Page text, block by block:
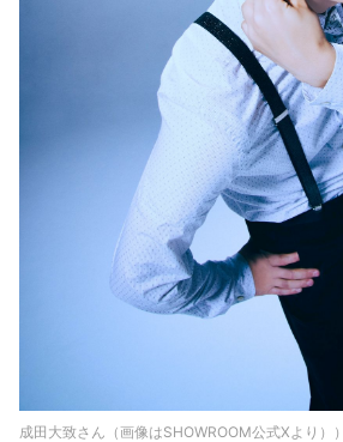
成田大致さん（画像はSHOWROOM公式Xより））